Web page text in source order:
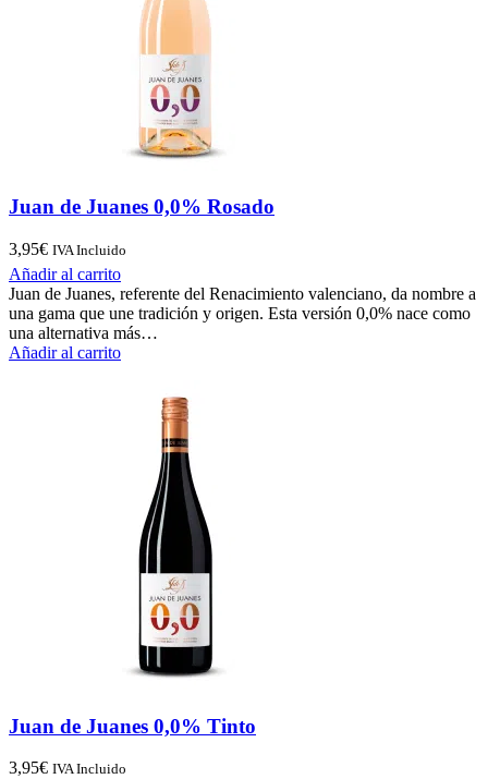
Juan de Juanes 0,0% Rosado
3,95€ IVA Incluido
Añadir al carrito
Juan de Juanes, referente del Renacimiento valenciano, da nombre a
una gama que une tradición y origen. Esta versión 0,0% nace como
una alternativa más…
Añadir al carrito
Juan de Juanes 0,0% Tinto
3,95€ IVA Incluido